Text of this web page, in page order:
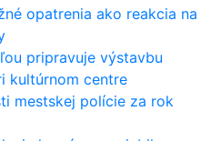
opatrenia ako reakcia na
pripravuje výstavbu
kultúrnom centre
mestskej polície za rok